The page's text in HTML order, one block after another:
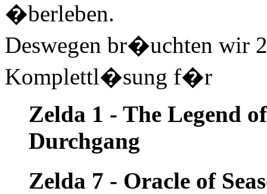
�berleben.
Deswegen br�uchten wir
Komplettl�sung f�r
Zelda 1 - The Legend
Durchgang
Zelda 7 - Oracle of